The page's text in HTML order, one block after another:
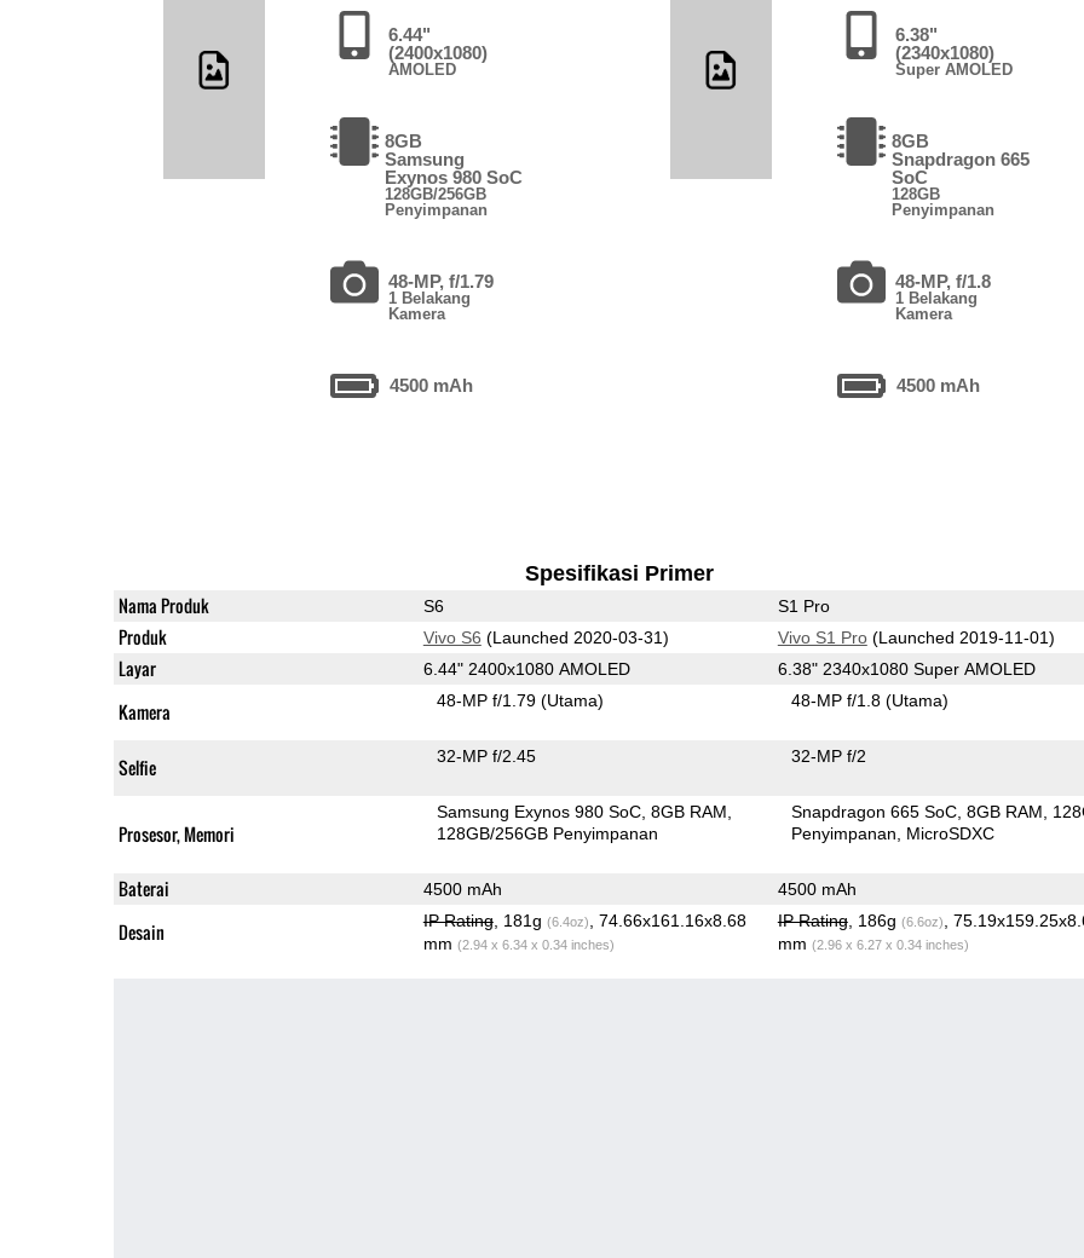
6.44"
(2400x1080)
AMOLED
8GB
Samsung
Exynos 980 SoC
128GB/256GB
Penyimpanan
48-MP, f/1.79
1 Belakang
Kamera
4500 mAh
6.38"
(2340x1080)
Super AMOLED
8GB
Snapdragon 665
SoC
128GB
Penyimpanan
48-MP, f/1.8
1 Belakang
Kamera
4500 mAh
Spesifikasi Primer
Nama Produk S6 S1 Pro
Produk Vivo S6 (Launched 2020-03-31) Vivo S1 Pro(Launched 2019-11-01)
Layar 6.44" 2400x1080 AMOLED 6.38" 2340x1080 Super AMOLED
Kamera 48-MP f/1.79(Utama) 48-MP f/1.8(Utama)
Selfie 32-MP f/2.45 32-MP f/2
Prosesor, Memori
Samsung Exynos 980 SoC 8GB RAM
128GB/256GB Penyimpanan
Snapdragon 665 SoC 8GB RAM
Penyimpanan
MicroSDXC
Baterai 4500 mAh 4500 mAh
Desain IP Rating, 181g (6.4oz)
, 74.66x161.16x8.68
mm (2.94 x 6.34 x 0.34 inches)
IP Rating, 186g (6.6oz)
,
mm (2.96 x 6.27 x 0.34 inches)